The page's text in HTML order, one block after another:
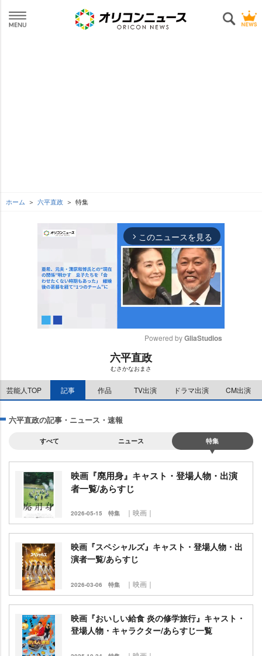
ホーム 六平直政 特集
arrow_forward_ios このニュースを見る
e
Powered by GliaStudios
六平直政
むさかなおまさ
芸能人TOP 記事 作品 TV出演 ドラマ出演 CM出演
六平直政の記事・ニュース・速報
すべて ニュース 特集
映画『廃用身』キャスト・登場人物・出演
者一覧/あらすじ
2026-05-15 特集 ｜映画｜
映画『スペシャルズ』キャスト・登場人物・出
演者一覧/あらすじ
2026-03-06 特集 ｜映画｜
映画『おいしい給食 炎の修学旅行』キャスト・
登場人物・キャラクター/あらすじ一覧